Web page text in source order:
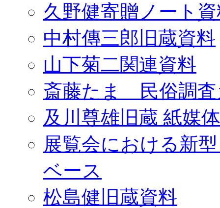
久野健寄贈ノート
中村傳三郎旧蔵資料
山下菊二関連資料
斎藤たま 民俗調査
及川尊雄旧蔵 紙媒
展覧会における新
ベース
松島健旧蔵資料